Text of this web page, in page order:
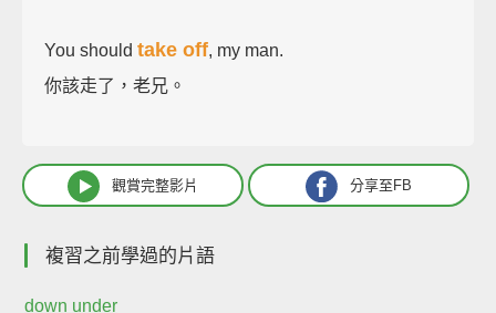
You should take off, my man.
你該走了，老兄。
觀賞完整影片 分享至FB
複習之前學過的片語
down under